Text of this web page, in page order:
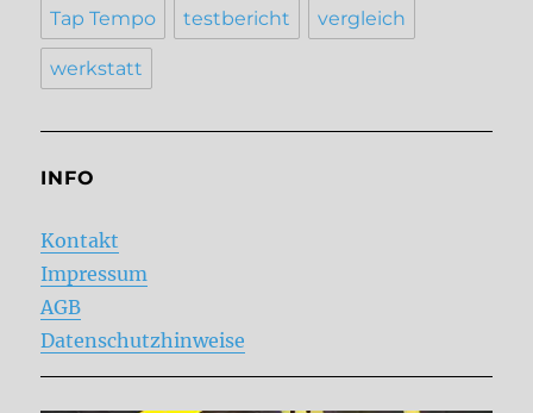
Tap Tempo testbericht vergleich
werkstatt
INFO
Kontakt
Impressum
AGB
Datenschutzhinweise